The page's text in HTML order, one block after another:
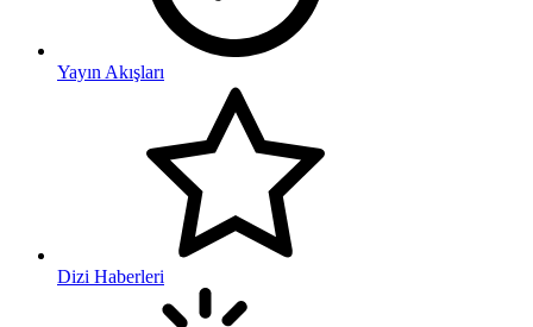
Yayın Akışları
Dizi Haberleri